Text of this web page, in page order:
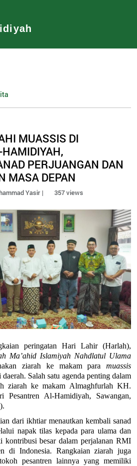
MUASSIS DI
PERJUANGAN DAN
MASA DEPAN
Yasir | 357 views
peringatan Hari Lahir (Harlah),
Ma’ahid Islamiyah Nahdlatul Ulama
ziarah ke makam para muassis
Salah satu agenda penting dalam
ziarah ke makam Almaghfurlah KH.
Pesantren Al-Hamidiyah, Sawangan,
dari ikhtiar menautkan kembali sanad
napak tilas kepada para ulama dan
kontribusi besar dalam perjalanan RMI
di Indonesia. Rangkaian ziarah juga
pesantren lainnya yang memiliki